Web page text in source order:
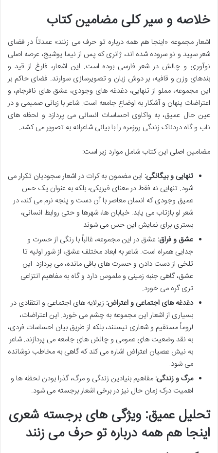
خلاصه و سیر کلی مضامین کتاب
اشعار مجموعه «اینجا هم همه درباره تو حرف می زنند» عمدتاً در فضای
شعر سپید و نو سروده شده اند، ژانری که پس از نیما یوشیج، عرصه اصلی
نوآوری و چالش در شعر فارسی بوده است. این اشعار، فارغ از قید و
بندهای وزن و قافیه، بر دوش زبان و تصویرسازی سوارند. فضای حاکم بر
این مجموعه، مملو از تنهایی، دغدغه های وجودی، عشق های نافرجام، و
اعتراضات پنهان و آشکار به اوضاع جامعه است. شاعر با زبانی صمیمی و در
عین حال عمیق، به واکاوی احساسات انسانی می پردازد و لحظه های
ناب و گاه دردناک زندگی روزمره را با بیانی شاعرانه به تصویر می کشد.
مضامین اصلی این کتاب شامل موارد زیر است:
تنهایی و بیگانگی: این مضمون به کرات در اشعار سجودیان تکرار می
شود. تنهایی نه فقط در معنای فیزیکی، بلکه به عنوان یک حس
عمیق وجودی که انسان معاصر با آن دست و پنجه نرم می کند، در
شعر او بازتاب می یابد. خیابان ها، شهرها و حتی روابط انسانی،
بستری برای نمایش این حس می شوند.
عشق و فراق: عشق در این مجموعه، غالباً با رنگی از حسرت و
جدایی همراه است. شاعر به ابعاد مختلف عشق، از شور اولیه تا
تلخی از دست دادن و حسرت های باقی مانده، می پردازد. این
عشق، گاهی جنبه زمینی و ملموس دارد و گاه به مفاهیم انتزاعی
تری گره می خورد.
دغدغه های اجتماعی و اعتراض: زیرلایه های اجتماعی و انتقادی در
بسیاری از اشعار این مجموعه به چشم می خورد. این اعتراضات،
لزوماً مستقیم و شعاری نیستند، بلکه از طریق بیان احساسات فردی،
به نقد وضعیت های عمومی و چالش های جامعه می پردازند. شاعر
به نیش عصیان اعتراض اشاره می کند که گاهی به مخاطب نوشانده
می شود.
مرگ و زندگی: مفاهیم بنیادین زندگی و مرگ، گذرا بودن لحظه ها و
اهمیت درک زمان حال نیز در برخی اشعار برجسته می شود.
تحلیل عمیق: ویژگی های برجسته شعری
اینجا هم همه درباره تو حرف می زنند